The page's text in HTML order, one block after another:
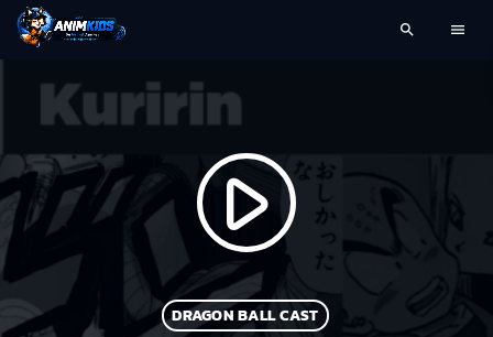
search menu
play_arrow
DRAGON BALL CAST